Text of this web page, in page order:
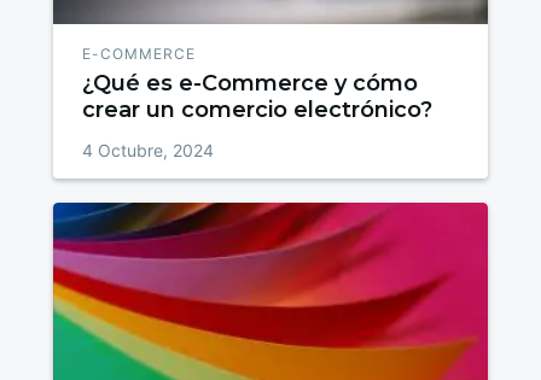
E-COMMERCE
¿Qué es e-Commerce y cómo
crear un comercio electrónico?
4 Octubre, 2024